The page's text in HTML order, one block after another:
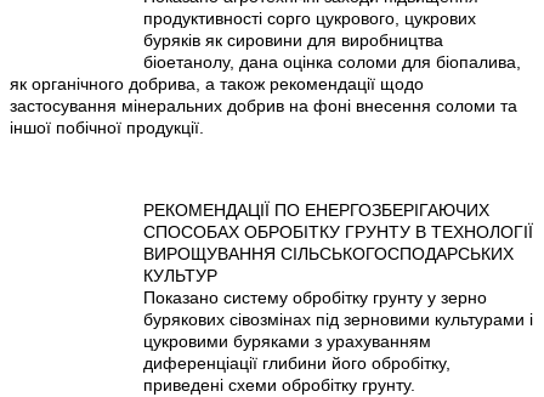
продуктивності сорго цукрового, цукрових
буряків як сировини для виробництва
біоетанолу, дана оцінка соломи для біопалива,
як органічного добрива, а також рекомендації щодо
застосування мінеральних добрив на фоні внесення соломи та
іншої побічної продукції.
РЕКОМЕНДАЦІЇ ПО ЕНЕРГОЗБЕРІГАЮЧИХ
СПОСОБАХ ОБРОБІТКУ ГРУНТУ В ТЕХНОЛОГІЇ
ВИРОЩУВАННЯ СІЛЬСЬКОГОСПОДАРСЬКИХ
КУЛЬТУР
Показано систему обробітку грунту у зерно
бурякових сівозмінах під зерновими культурами і
цукровими буряками з урахуванням
диференціації глибини його обробітку,
приведені схеми обробітку грунту.